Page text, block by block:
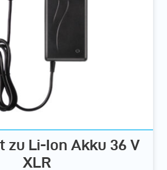
zu Li-Ion Akku 36 V
XLR